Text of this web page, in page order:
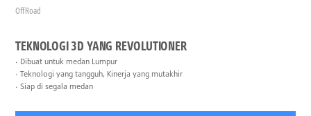
Off Road
TEKNOLOGI 3D YANG REVOLUTIONER
Dibuat untuk medan Lumpur
Teknologi yang tangguh, Kinerja yang mutakhir
Siap di segala medan